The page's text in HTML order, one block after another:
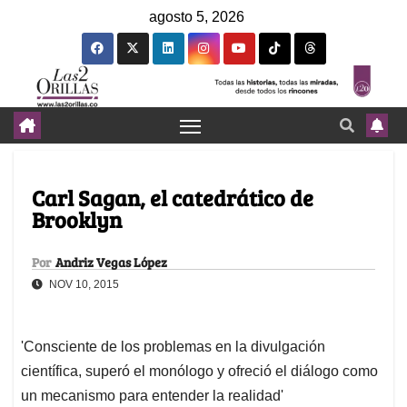
agosto 5, 2026
Carl Sagan, el catedrático de
Brooklyn
Por Andriz Vegas López
NOV 10, 2015
'Consciente de los problemas en la divulgación
científica, superó el monólogo y ofreció el diálogo como
un mecanismo para entender la realidad'